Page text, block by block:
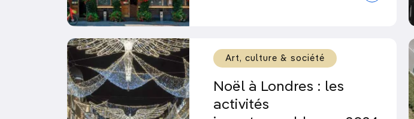
Art, culture & société
Noël à Londres : les
activités